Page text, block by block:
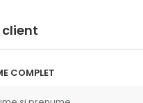
COMPLET